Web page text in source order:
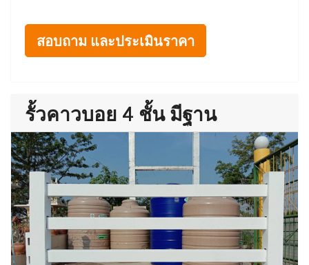
สอบถาม และประเมินราคา
รั้วคาวบอย 4 ชั้น มีฐาน